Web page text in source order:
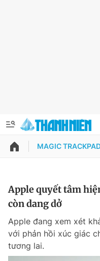
QUẢNG CÁO
Chuyên mục khác
Thông tin tài khoản
Đổi mật khẩu
Tin đã lưu
Tin đã xem
MAGIC
Apple quyết tâm
còn dang dở
Apple đang xem xét
với phản hồi xúc giác
tương lai.